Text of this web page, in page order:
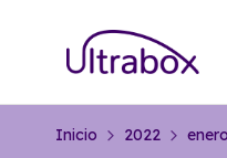
contenido
B
l
las
Inicio 2022 enero